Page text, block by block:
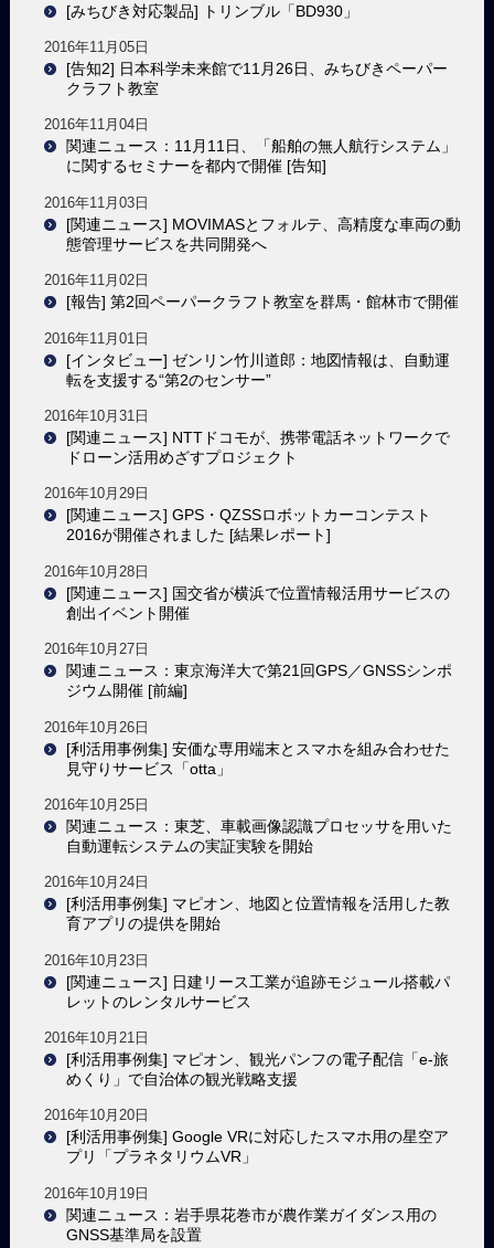
[みちびき対応製品] トリンブル「BD930」
2016年11月05日
[告知2] 日本科学未来館で11月26日、みちびきペーパー
クラフト教室
2016年11月04日
関連ニュース：11月11日、「船舶の無人航行システム」
に関するセミナーを都内で開催 [告知]
2016年11月03日
[関連ニュース] MOVIMASとフォルテ、高精度な車両の動
態管理サービスを共同開発へ
2016年11月02日
[報告] 第2回ペーパークラフト教室を群馬・館林市で開催
2016年11月01日
[インタビュー] ゼンリン竹川道郎：地図情報は、自動運
転を支援する“第2のセンサー”
2016年10月31日
[関連ニュース] NTTドコモが、携帯電話ネットワークで
ドローン活用めざすプロジェクト
2016年10月29日
[関連ニュース] GPS・QZSSロボットカーコンテスト
2016が開催されました [結果レポート]
2016年10月28日
[関連ニュース] 国交省が横浜で位置情報活用サービスの
創出イベント開催
2016年10月27日
関連ニュース：東京海洋大で第21回GPS／GNSSシンポ
ジウム開催 [前編]
2016年10月26日
[利活用事例集] 安価な専用端末とスマホを組み合わせた
見守りサービス「otta」
2016年10月25日
関連ニュース：東芝、車載画像認識プロセッサを用いた
自動運転システムの実証実験を開始
2016年10月24日
[利活用事例集] マピオン、地図と位置情報を活用した教
育アプリの提供を開始
2016年10月23日
[関連ニュース] 日建リース工業が追跡モジュール搭載パ
レットのレンタルサービス
2016年10月21日
[利活用事例集] マピオン、観光パンフの電子配信「e-旅
めくり」で自治体の観光戦略支援
2016年10月20日
[利活用事例集] Google VRに対応したスマホ用の星空ア
プリ「プラネタリウムVR」
2016年10月19日
関連ニュース：岩手県花巻市が農作業ガイダンス用の
GNSS基準局を設置